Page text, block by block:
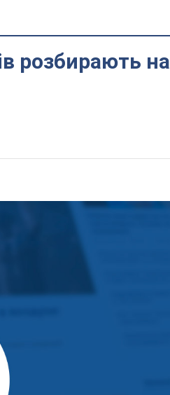
розбирають на